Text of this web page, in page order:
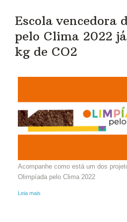
Escola vencedora
pelo Clima 2022
kg de CO2
Acompanhe como está um dos
Olimpíada pelo Clima 2022
Leia mais